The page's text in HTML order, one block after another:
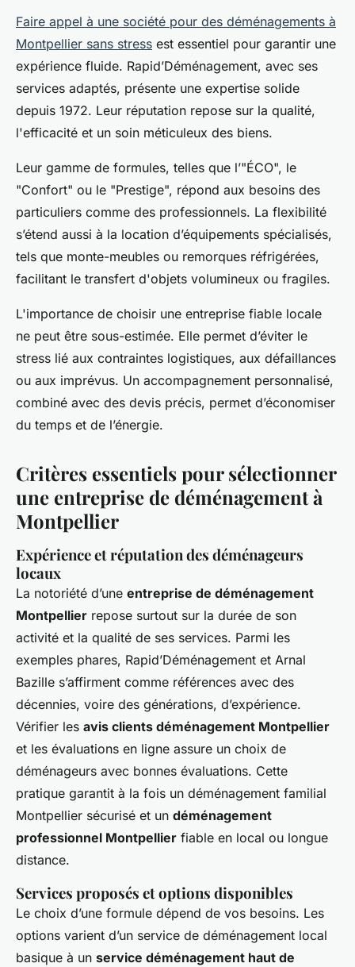
Faire appel à une société pour des déménagements à
Montpellier sans stress est essentiel pour garantir une
expérience fluide. Rapid’Déménagement, avec ses
services adaptés, présente une expertise solide
depuis 1972. Leur réputation repose sur la qualité,
l'efficacité et un soin méticuleux des biens.
Leur gamme de formules, telles que l’"ÉCO", le
"Confort" ou le "Prestige", répond aux besoins des
particuliers comme des professionnels. La flexibilité
s’étend aussi à la location d’équipements spécialisés,
tels que monte-meubles ou remorques réfrigérées,
facilitant le transfert d'objets volumineux ou fragiles.
L'importance de choisir une entreprise fiable locale
ne peut être sous-estimée. Elle permet d’éviter le
stress lié aux contraintes logistiques, aux défaillances
ou aux imprévus. Un accompagnement personnalisé,
combiné avec des devis précis, permet d’économiser
du temps et de l’énergie.
Critères essentiels pour sélectionner
une entreprise de déménagement à
Montpellier
Expérience et réputation des déménageurs
locaux
La notoriété d’une entreprise de déménagement
Montpellier repose surtout sur la durée de son
activité et la qualité de ses services. Parmi les
exemples phares, Rapid’Déménagement et Arnal
Bazille s’affirment comme références avec des
décennies, voire des générations, d’expérience.
Vérifier les avis clients déménagement Montpellier
et les évaluations en ligne assure un choix de
déménageurs avec bonnes évaluations. Cette
pratique garantit à la fois un déménagement familial
Montpellier sécurisé et un déménagement
professionnel Montpellier fiable en local ou longue
distance.
Services proposés et options disponibles
Le choix d’une formule dépend de vos besoins. Les
options varient d’un service de déménagement local
basique à un service déménagement haut de